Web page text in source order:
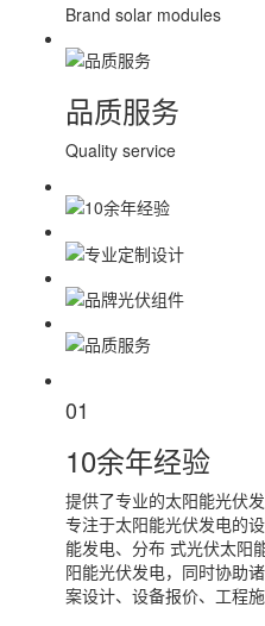
Brand solar modules
品质服务
Quality service
01
10余年经验
提供了专业的太阳能光伏
专注于太阳能光伏发电的
能发电、分布 式光伏太阳
阳能光伏发电，同时协助
案设计、设备报价、工程